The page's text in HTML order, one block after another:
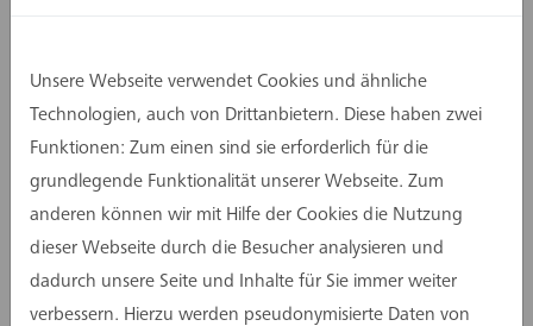
Unsere Webseite verwendet Cookies und ähnliche
Technologien, auch von Drittanbietern. Diese haben zwei
Funktionen: Zum einen sind sie erforderlich für die
grundlegende Funktionalität unserer Webseite. Zum
anderen können wir mit Hilfe der Cookies die Nutzung
dieser Webseite durch die Besucher analysieren und
dadurch unsere Seite und Inhalte für Sie immer weiter
verbessern. Hierzu werden pseudonymisierte Daten von